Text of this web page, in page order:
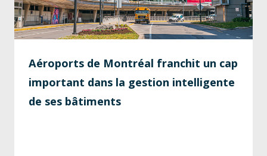
Aéroports de Montréal franchit un cap
important dans la gestion intelligente
de ses bâtiments